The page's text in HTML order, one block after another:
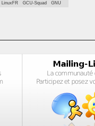
LinuxFR GCU-Squad GNU